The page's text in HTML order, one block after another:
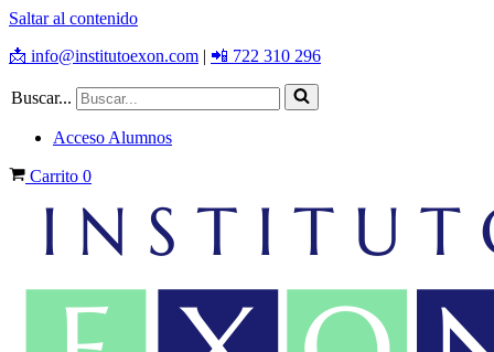
Saltar al contenido
📩 info@institutoexon.com | 📲 722 310 296
Buscar...
Acceso Alumnos
Carrito 0